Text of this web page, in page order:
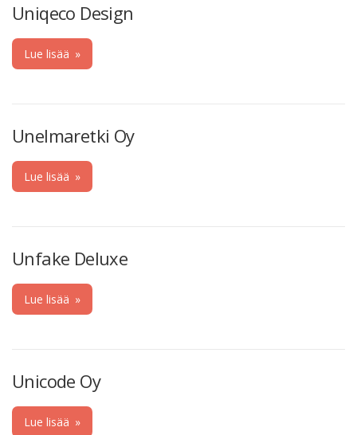
Uniqeco Design
Lue lisää »
Unelmaretki Oy
Lue lisää »
Unfake Deluxe
Lue lisää »
Unicode Oy
Lue lisää »